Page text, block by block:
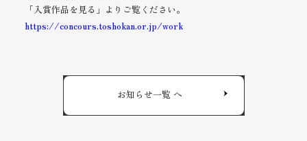
「入賞作品を見る」よりご覧ください。
https://concours.toshokan.or.jp/work
お知らせ一覧 へ